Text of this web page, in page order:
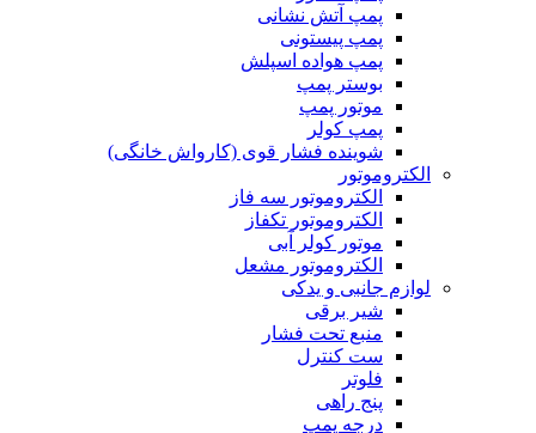
پمپ آتش نشانی
پمپ پیستونی
پمپ هواده اسپلش
بوستر پمپ
موتور پمپ
پمپ کولر
شوینده فشار قوی (کارواش خانگی)
الکتروموتور
الکتروموتور سه فاز
الکتروموتور تکفاز
موتور کولر آبی
الکتروموتور مشعل
لوازم جانبی و یدکی
شیر برقی
منبع تحت فشار
ست کنترل
فلوتر
پنج راهی
درجه پمپ